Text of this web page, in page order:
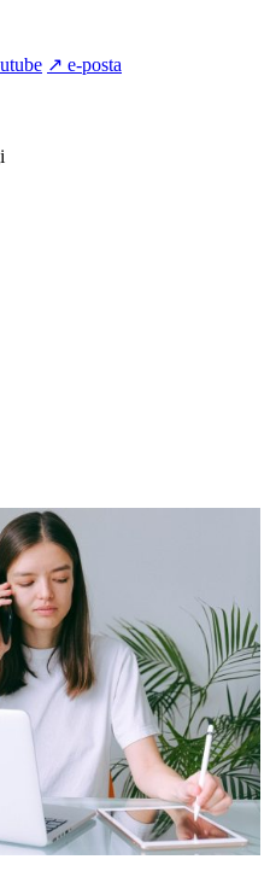
↗ e-posta